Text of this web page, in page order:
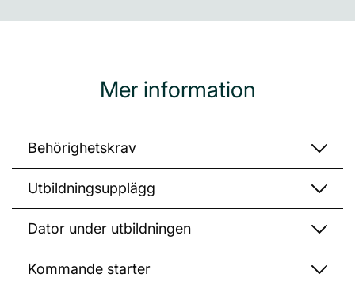
Mer information
Behörighetskrav
Utbildningsupplägg
Dator under utbildningen
Kommande starter